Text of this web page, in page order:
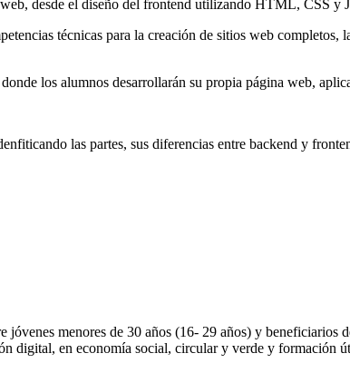
desde el diseño del frontend utilizando HTML, CSS y
técnicas para la creación de sitios web
los alumnos desarrollarán su propia página web,
las partes, sus diferencias entre backend y
jóvenes menores de 30 años (16- 29 años) y
digital, en economía social, circular y verde y formación